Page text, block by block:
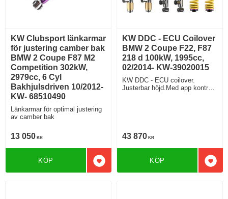
KW Clubsport länkarmar
för justering camber bak
BMW 2 Coupe F87 M2
Competition 302kW,
2979cc, 6 Cyl
Bakhjulsdriven 10/2012-
KW- 68510490
Länkarmar för optimal justering
av camber bak
13 050 KR
Lägg till i favoriter
KÖP
KW DDC - ECU Coilover
BMW 2 Coupe F22, F87
218 d 100kW, 1995cc,
02/2014- KW-39020015
KW DDC - ECU coilover.
Justerbar höjd.Med app kontroll.
43 870 KR
KÖP